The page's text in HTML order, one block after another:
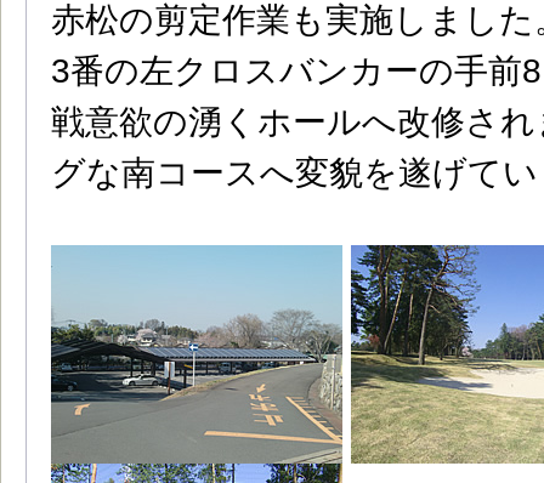
赤松の剪定作業も実施しました
3番の左クロスバンカーの手前
戦意欲の湧くホールへ改修さ
グな南コースへ変貌を遂げて